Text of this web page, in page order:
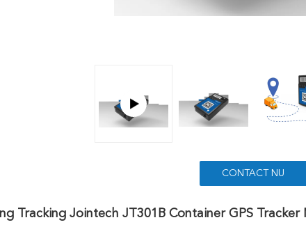
CONTACT NU
Tracking Jointech JT301B Container GPS